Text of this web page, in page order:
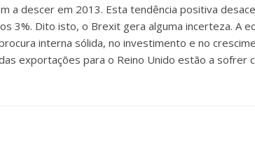
a descer em 2013. Esta tendência positiva
3%. Dito isto, o Brexit gera alguma incerteza. A
interna sólida, no investimento e no
exportações para o Reino Unido estão a sofrer